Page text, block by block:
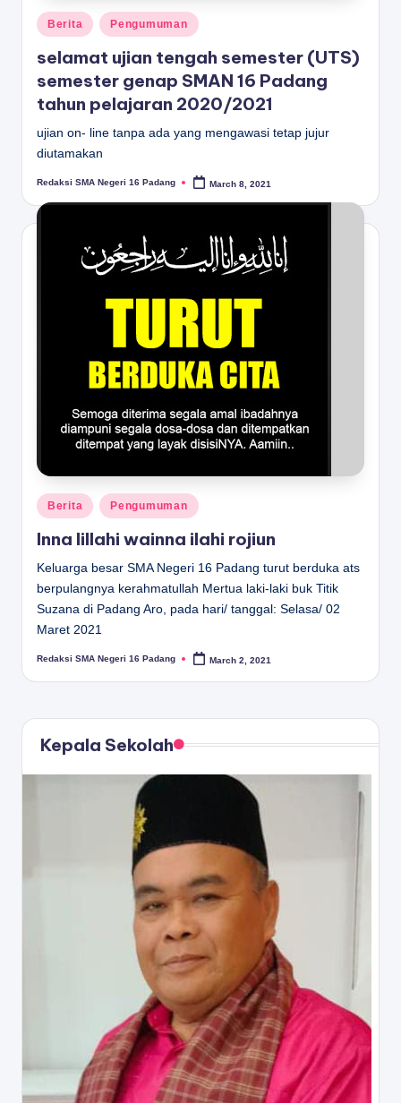
Posted
in
Berita Pengumuman
selamat ujian tengah semester (UTS)
semester genap SMAN 16 Padang
tahun pelajaran 2020/2021
ujian on- line tanpa ada yang mengawasi tetap jujur
diutamakan
Posted
Redaksi SMA Negeri 16 Padang March 8, 2021
Posted
in
Berita Pengumuman
Inna lillahi wainna ilahi rojiun
Keluarga besar SMA Negeri 16 Padang turut berduka ats
berpulangnya kerahmatullah Mertua laki-laki buk Titik
Suzana di Padang Aro, pada hari/ tanggal: Selasa/ 02
Maret 2021
Posted
Redaksi SMA Negeri 16 Padang March 2, 2021
Kepala Sekolah